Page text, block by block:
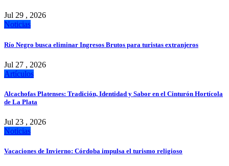
Jul 29 , 2026
Noticias
Río Negro busca eliminar Ingresos Brutos para turistas extranjeros
Jul 27 , 2026
Artículos
Alcachofas Platenses: Tradición, Identidad y Sabor en el Cinturón Hortícola
de La Plata
Jul 23 , 2026
Noticias
Vacaciones de Invierno: Córdoba impulsa el turismo religioso